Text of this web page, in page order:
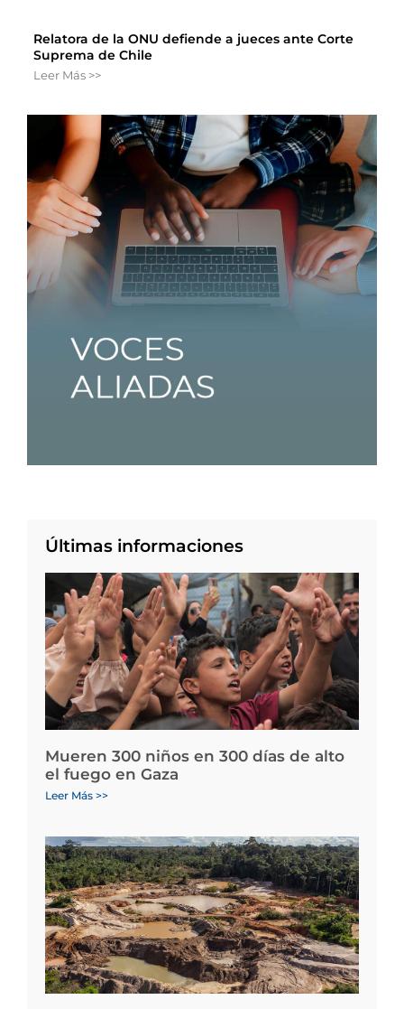
Relatora de la ONU defiende a jueces ante Corte
Suprema de Chile
Leer Más >>
Últimas informaciones
Mueren 300 niños en 300 días de alto
el fuego en Gaza
Leer Más >>